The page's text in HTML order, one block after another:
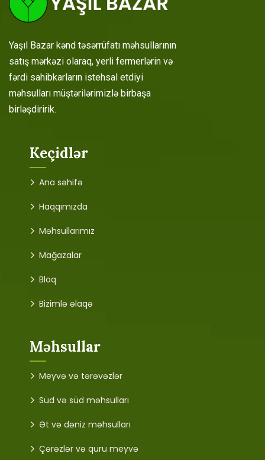
Yaşıl Bazar kənd təsərrüfatı məhsullarının
satış mərkəzi olaraq, yerli fermerlərin və
fərdi sahibkarların istehsal etdiyi
məhsulları müştərilərimizlə birbaşa
birləşdiririk.
Keçidlər
Ana səhifə
Haqqımızda
Məhsullarımız
Mağazalar
Bloq
Bizimlə əlaqə
Məhsullar
Meyvə və tərəvəzlər
Süd və süd məhsulları
Ət və dəniz məhsulları
Çərəzlər və quru meyvə